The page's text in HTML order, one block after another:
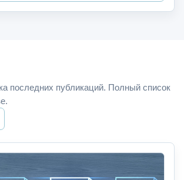
последних публикаций. Полный список